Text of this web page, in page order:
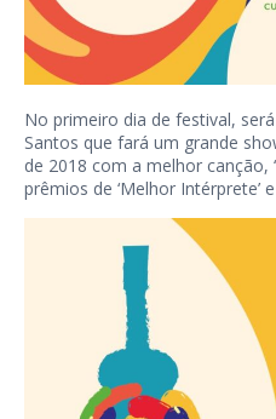
No primeiro dia de festival,
Santos que fará um grande
de 2018 com a melhor canção,
prêmios de ‘Melhor Intérprete’ e